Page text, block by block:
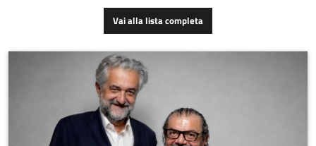
(trasparenti) come
interfaccia e ADAS a
industriali.La stessa
tecnologia può anche
essere utilizzata a bordo
di auto sportive o veicoli di
qualsiasi natura.
Vai alla lista completa